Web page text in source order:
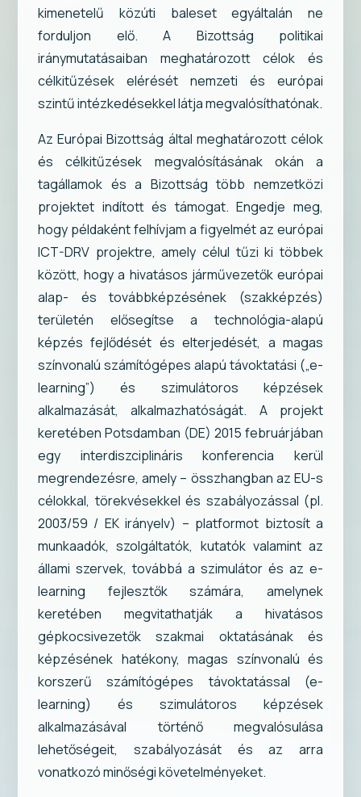
kimenetelű közúti baleset egyáltalán ne
forduljon elő. A Bizottság politikai
iránymutatásaiban meghatározott célok és
célkitűzések elérését nemzeti és európai
szintű intézkedésekkel látja megvalósíthatónak.
Az Európai Bizottság által meghatározott célok
és célkitűzések megvalósításának okán a
tagállamok és a Bizottság több nemzetközi
projektet indított és támogat. Engedje meg,
hogy példaként felhívjam a figyelmét az európai
ICT-DRV projektre, amely célul tűzi ki többek
között, hogy a hivatásos járművezetők európai
alap- és továbbképzésének (szakképzés)
területén elősegítse a technológia-alapú
képzés fejlődését és elterjedését, a magas
színvonalú számítógépes alapú távoktatási („e-
learning”) és szimulátoros képzések
alkalmazását, alkalmazhatóságát. A projekt
keretében Potsdamban (DE) 2015 februárjában
egy interdiszciplináris konferencia kerül
megrendezésre, amely – összhangban az EU-s
célokkal, törekvésekkel és szabályozással (pl.
2003/59 / EK irányelv) – platformot biztosít a
munkaadók, szolgáltatók, kutatók valamint az
állami szervek, továbbá a szimulátor és az e-
learning fejlesztők számára, amelynek
keretében megvitathatják a hivatásos
gépkocsivezetők szakmai oktatásának és
képzésének hatékony, magas színvonalú és
korszerű számítógépes távoktatással (e-
learning) és szimulátoros képzések
alkalmazásával történő megvalósulása
lehetőségeit, szabályozását és az arra
vonatkozó minőségi követelményeket.